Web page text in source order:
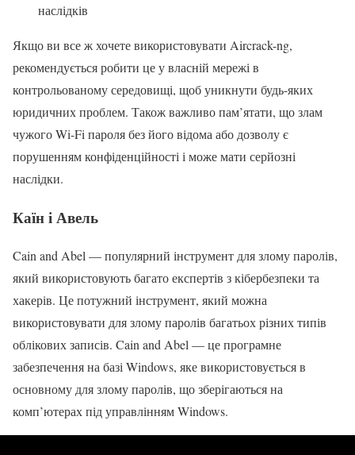
наслідків
Якщо ви все ж хочете використовувати Aircrack-ng,
рекомендується робити це у власній мережі в
контрольованому середовищі, щоб уникнути будь-яких
юридичних проблем. Також важливо пам’ятати, що злам
чужого Wi-Fi пароля без його відома або дозволу є
порушенням конфіденційності і може мати серйозні
наслідки.
Каїн і Авель
Cain and Abel — популярний інструмент для злому паролів,
який використовують багато експертів з кібербезпеки та
хакерів. Це потужний інструмент, який можна
використовувати для злому паролів багатьох різних типів
облікових записів. Cain and Abel — це програмне
забезпечення на базі Windows, яке використовується в
основному для злому паролів, що зберігаються на
комп’ютерах під управлінням Windows.